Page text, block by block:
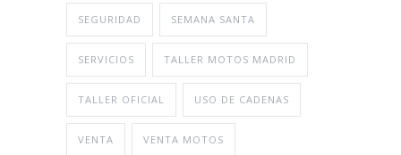
SEGURIDAD SEMANA SANTA
SERVICIOS TALLER MOTOS MADRID
TALLER OFICIAL USO DE CADENAS
VENTA VENTA MOTOS